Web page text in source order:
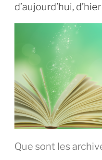
d’aujourd’hui,
Que sont les